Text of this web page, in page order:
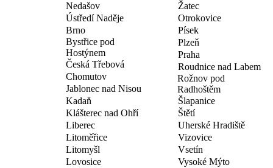
Nedašov
Žatec
Ústředí Naděje
Brno
Bystřice pod
Hostýnem
Česká Třebová
Chomutov
Jablonec nad Nisou
Kadaň
Klášterec nad Ohří
Liberec
Litoměřice
Litomyšl
Lovosice
Otrokovice
Písek
Plzeň
Praha
Roudnice nad Labem
Rožnov pod
Radhoštěm
Šlapanice
Štětí
Uherské Hradiště
Vizovice
Vsetín
Vysoké Mýto